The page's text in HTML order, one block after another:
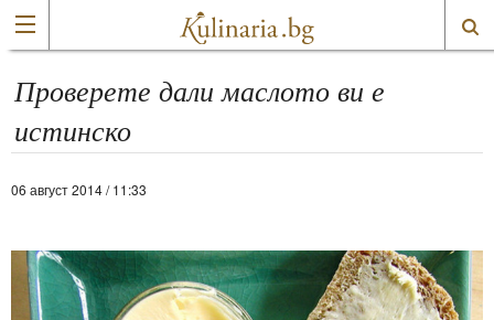
Проверете дали маслото ви е
истинско
06 август 2014 / 11:33